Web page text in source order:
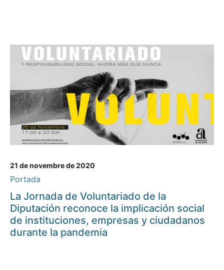
21 de novembre de 2020
Portada
La Jornada de Voluntariado de la
Diputación reconoce la implicación social
de instituciones, empresas y ciudadanos
durante la pandemia